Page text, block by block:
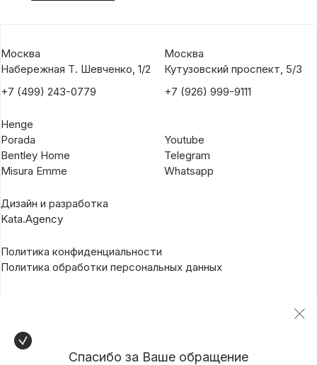
Москва
Набережная Т. Шевченко, 1/2
+7 (499) 243-0779
Москва
Кутузовский проспект, 5/3
+7 (926) 999-9111
Henge
Porada
Bentley Home
Misura Emme
Youtube
Telegram
Whatsapp
Дизайн и разработка
Kata.Agency
Политика конфиденциальности
Политика обработки персональных данных
Спасибо за Ваше обращение